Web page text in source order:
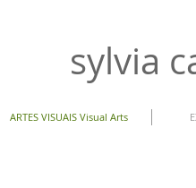
sylvia
ARTES VISUAIS Visual Arts